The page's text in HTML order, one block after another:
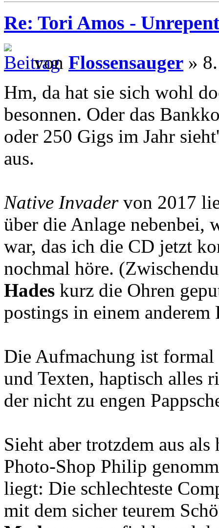
Re: Tori Amos -
von Flossensauger »
Hm, da hat sie sich wohl
besonnen. Oder das
oder 250 Gigs im Jahr
aus.
Native Invadervon 2017
über die Anlage nebenbei,
war, das ich die CD jetzt
nochmal höre.
Hades kurz die Ohren
postings in einem anderem
Die Aufmachung ist
und Texten, haptisch alles
der nicht zu engen
Sieht aber trotzdem aus
Photo-Shop Philip
liegt: Die schlechteste
mit dem sicher teurem